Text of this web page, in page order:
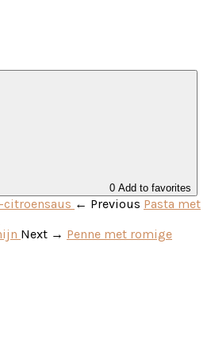
0
← Previous Pasta met
Next → Penne met romige